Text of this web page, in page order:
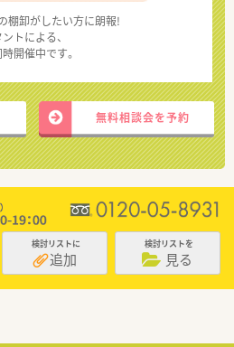
棚卸がしたい方に朗報!
トによる、
開催中です。
無料相談会を予約
検討リストに
追加
検討リストを
見る